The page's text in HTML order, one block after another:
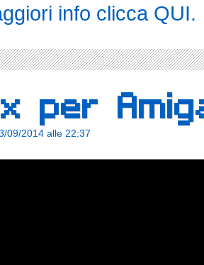
info clicca QUI.
per
09/2014 alle 22:37